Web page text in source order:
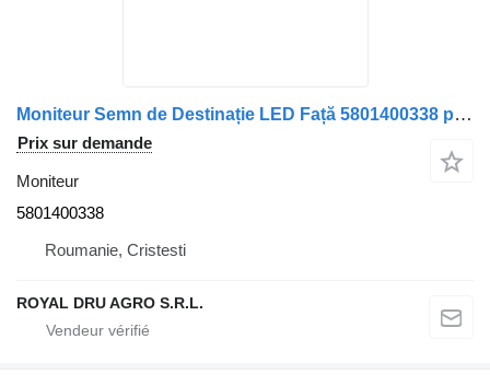
Moniteur Semn de Destinație LED Față 5801400338 pour Irisbus
Prix sur demande
Moniteur
5801400338
Roumanie, Cristesti
ROYAL DRU AGRO S.R.L.